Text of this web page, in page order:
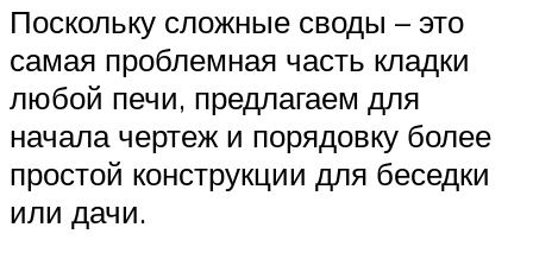
Поскольку сложные своды – это
самая проблемная часть кладки
любой печи, предлагаем для
начала чертеж и порядовку более
простой конструкции для беседки
или дачи.